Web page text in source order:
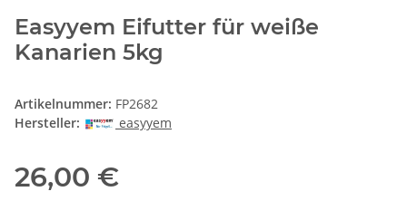
Easyyem Eifutter für weiße
Kanarien 5kg
Artikelnummer: FP2682
Hersteller:
easyyem
26,00 €